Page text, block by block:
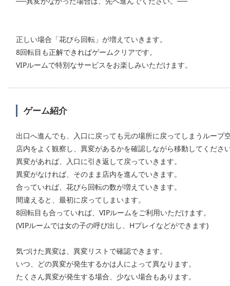
正しい場合「花びら回転」が増えていきます。
8回転目も正解できればゲームクリアです。
VIPルームで特別なサービスをお楽しみいただけます。
ゲーム紹介
出口へ進んでも、入口に戻っても元の場所に戻ってしまうループ
店内をよく観察し、異変があるかを確認しながら移動してくださ
異変があれば、入口に引き返して戻っていきます。
異変がなければ、そのまま店内を進んでいきます。
合っていれば、花びら回転の数が増えていきます。
間違えると、最初に戻ってしまいます。
8回転目も合っていれば、VIPルームをご利用いただけます。
(VIPルームでは女の子の呼び出し、Hプレイなどができます)
気づけた異変は、異変リストで確認できます。
いつ、どの異変が発生するかは人によって異なります。
たくさん異変が発生する場合、少ない場合もあります。